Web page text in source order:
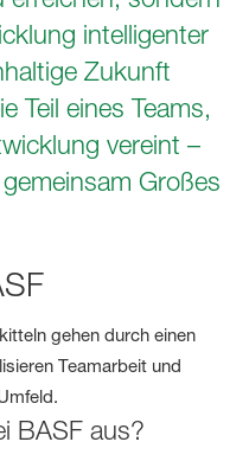
intelligenter
Zukunft
Teil eines Teams,
vereint –
Großes
BASF aus?